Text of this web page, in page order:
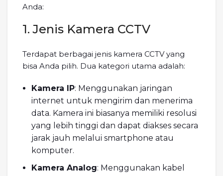
Anda:
1. Jenis Kamera CCTV
Terdapat berbagai jenis kamera CCTV yang
bisa Anda pilih. Dua kategori utama adalah:
Kamera IP: Menggunakan jaringan
internet untuk mengirim dan menerima
data. Kamera ini biasanya memiliki resolusi
yang lebih tinggi dan dapat diakses secara
jarak jauh melalui smartphone atau
komputer.
Kamera Analog: Menggunakan kabel